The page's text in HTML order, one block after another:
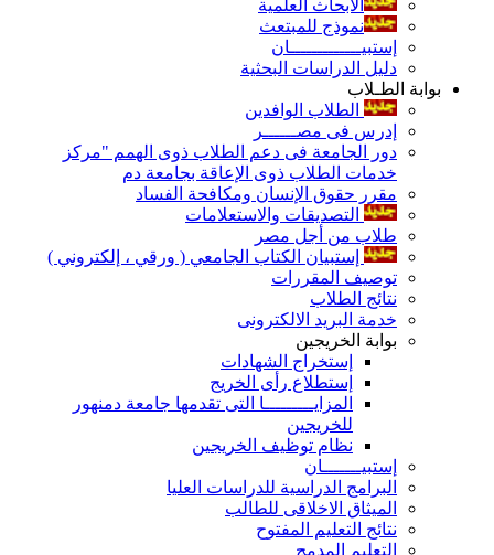
الأبحاث العلمية
نموذج للمبتعث
إستبيـــــــــــــان
دليل الدراسات البحثية
بوابة الطـلاب
الطلاب الوافدين
إدرس فى مصــــــر
دور الجامعة فى دعم الطلاب ذوى الهمم "مركز
خدمات الطلاب ذوى الإعاقة بجامعة دم
مقرر حقوق الإنسان ومكافحة الفساد
التصديقات والاستعلامات
طلاب من أجل مصر
إستبيان الكتاب الجامعي ( ورقي ، إلكتروني )
توصيف المقررات
نتائج الطلاب
خدمة البريد الالكترونى
بوابة الخريجين
إستخراج الشهادات
إستطلاع رأى الخريج
المزايـــــــــا التى تقدمها جامعة دمنهور
للخريجين
نظام توظيف الخريجين
إستبيـــــــان
البرامج الدراسية للدراسات العليا
الميثاق الاخلاقى للطالب
نتائج التعليم المفتوح
التعليم المدمج